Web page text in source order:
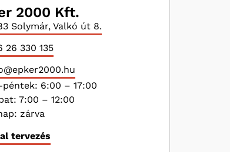
2000 Kft.
Solymár, Valkó út 8.
26 330 135
6:00 – 17:00
7:00 – 12:00
zárva
tervezés